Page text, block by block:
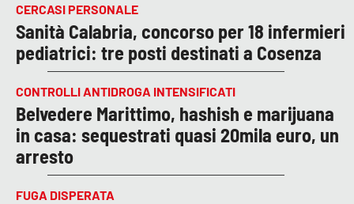
CERCASI PERSONALE
Sanità Calabria, concorso per 18 infermieri
pediatrici: tre posti destinati a Cosenza
CONTROLLI ANTIDROGA INTENSIFICATI
Belvedere Marittimo, hashish e marijuana
in casa: sequestrati quasi 20mila euro, un
arresto
FUGA DISPERATA